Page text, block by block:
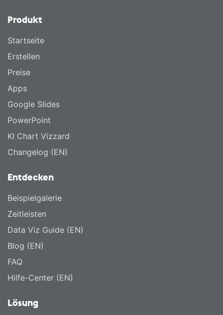
Produkt
Startseite
Erstellen
Preise
Apps
Google Slides
PowerPoint
KI Chart Vizzard
Changelog (EN)
Entdecken
Beispielgalerie
Zeitleisten
Data Viz Guide (EN)
Blog (EN)
FAQ
Hilfe-Center (EN)
Lösung